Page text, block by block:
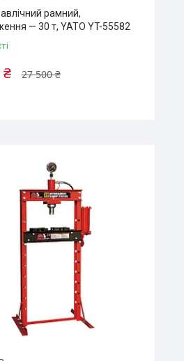
рамний,
— 30 т, YATO YT-55582
27 500 ₴
₴